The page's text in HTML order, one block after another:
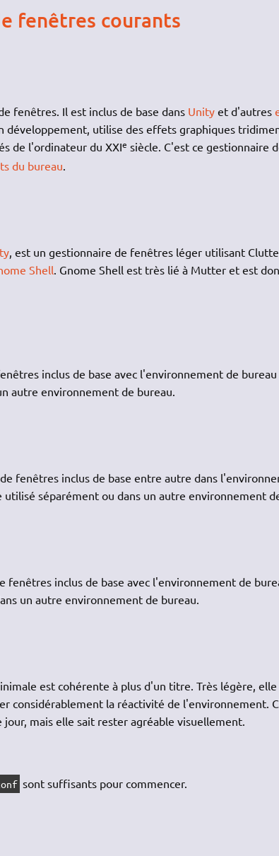
fenêtres courants
fenêtres. Il est inclus de base dans Unityet d'autres
développement, utilise des effets graphiques
de l'ordinateur du XXIe siècle. C'est ce gestionnaire
du bureau.
, est un gestionnaire de fenêtres léger utilisant
Shell. Gnome Shell est très lié à Mutter et est
inclus de base avec l'environnement de bureau
autre environnement de bureau.
fenêtres inclus de base entre autre dans
séparément ou dans un autre environnement
fenêtres inclus de base avec l'environnement de
un autre environnement de bureau.
est cohérente à plus d'un titre. Très légère,
considérablement la réactivité de l'environnement.
mais elle sait rester agréable visuellement.
sont suffisants pour commencer.